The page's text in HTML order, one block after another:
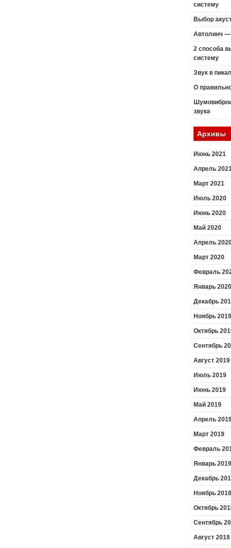
систему
Выбор
Автолинч —
2 способа
систему
Звук в
О
звука
Архивы
Июнь 2021
Апрель
Март 2021
Июль 2020
Июнь 2020
Май 2020
Апрель
Март 2020
Февраль
Январь 2020
Декабрь
Ноябрь 2019
Октябрь
Сентябрь
Август 2019
Июль 2019
Июнь 2019
Май 2019
Апрель
Март 2019
Февраль
Январь 2019
Декабрь
Ноябрь 2018
Октябрь
Сентябрь
Август 2018